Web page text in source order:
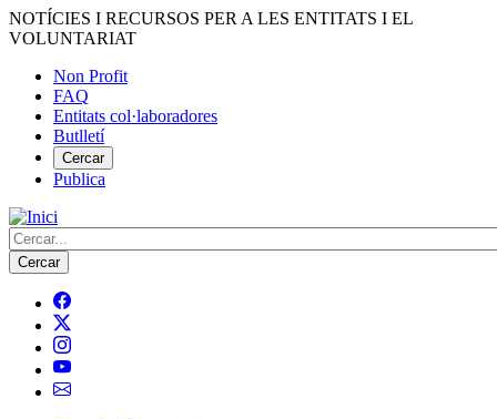
Vés
al
NOTÍCIES I RECURSOS PER A LES ENTITATS I EL
VOLUNTARIAT
Menú
del
compte
d'usuari
Non Profit
FAQ
Entitats col·laboradores
Butlletí
Cercar
Publica
Cerca